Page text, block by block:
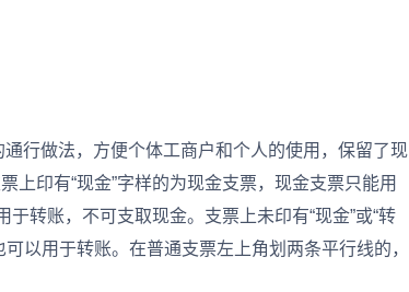
做法，方便个体工商户和个人的使用，保留了现
上印有“现金”字样的为现金支票，现金支票只能用
转账，不可支取现金。支票上未印有“现金”或“转
以用于转账。在普通支票左上角划两条平行线的，